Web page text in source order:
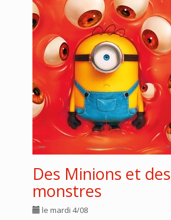
Des Minions et des
monstres
le mardi 4/08